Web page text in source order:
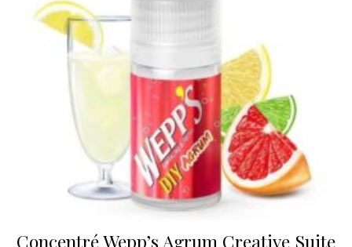
Concentré Wepp’s Agrum Creative Suite